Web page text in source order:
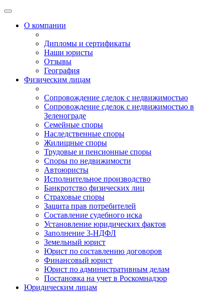
О компании
Дипломы и сертификаты
Наши юристы
Отзывы
География
Физическим лицам
Сопровождение сделок с недвижимостью
Сопровождение сделок с недвижимостью в
Зеленограде
Семейные споры
Наследственные споры
Жилищные споры
Трудовые и пенсионные споры
Споры по недвижимости
Автоюристы
Исполнительное производство
Банкротство физических лиц
Страховые споры
Защита прав потребителей
Составление судебного иска
Установление юридических фактов
Заполнение 3-НДФЛ
Земельный юрист
Юрист по составлению договоров
Финансовый юрист
Юрист по административным делам
Постановка на учет в Роскомнадзор
Юридическим лицам